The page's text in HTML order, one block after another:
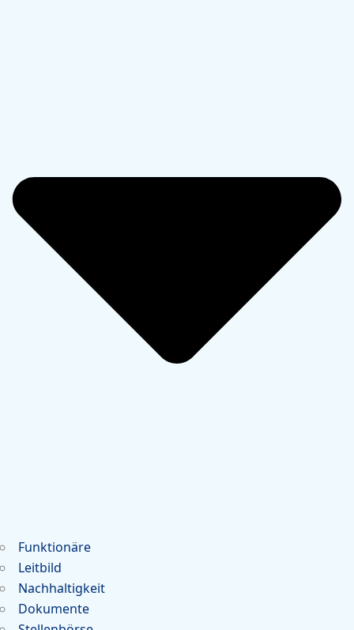
Funktionäre
Leitbild
Nachhaltigkeit
Dokumente